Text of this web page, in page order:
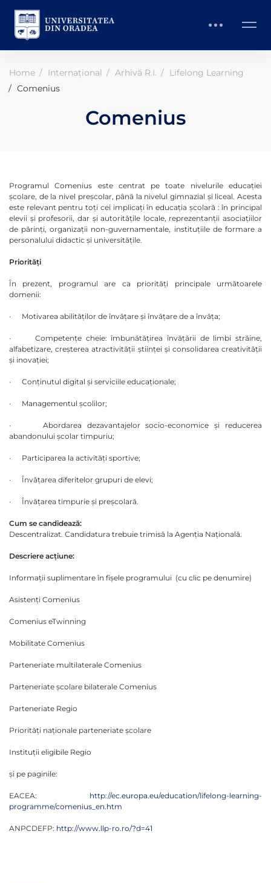
Home Internațional Arhivă R.I.
Lifelong Learning
Comenius
Comenius
Programul Comenius este centrat pe toate nivelurile educației
școlare, de la nivel preșcolar, până la nivelul gimnazial și liceal. Acesta
este relevant pentru toți cei implicați în educația școlară : în principal
elevii și profesorii, dar și autoritățile locale, reprezentanții asociațiilor
de părinți, organizații non-guvernamentale, instituțiile de formare a
personalului didactic și universitățile.
Priorități
În prezent, programul are ca priorități principale următoarele
domenii:
· Motivarea abilităților de învățare și învățare de a învăța;
· Competențe cheie: îmbunătățirea învățării de limbi străine,
alfabetizare, creșterea atractivității științei și consolidarea creativității
și inovației;
· Conținutul digital și serviciile educaționale;
· Managementul școlilor;
· Abordarea dezavantajelor socio-economice și reducerea
abandonului școlar timpuriu;
· Participarea la activități sportive;
· Învățarea diferitelor grupuri de elevi;
· Învățarea timpurie și preșcolară.
Cum se candidează:
Descentralizat. Candidatura trebuie trimisă la Agenția Națională.
Descriere acțiune:
Informații suplimentare în fișele programului (cu clic pe denumire)
Asistenți Comenius
Comenius eTwinning
Mobilitate Comenius
Parteneriate multilaterale Comenius
Parteneriate școlare bilaterale Comenius
Parteneriate Regio
Priorități naționale parteneriate școlare
Instituții eligibile Regio
și pe paginile:
EACEA: http://ec.europa.eu/education/lifelong-learning-
programme/comenius_en.htm
ANPCDEFP: http://www.llp-ro.ro/?d=41